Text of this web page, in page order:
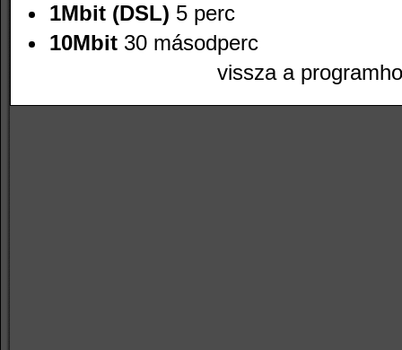
1Mbit (DSL) 5 perc
10Mbit 30 másodperc
vissza a